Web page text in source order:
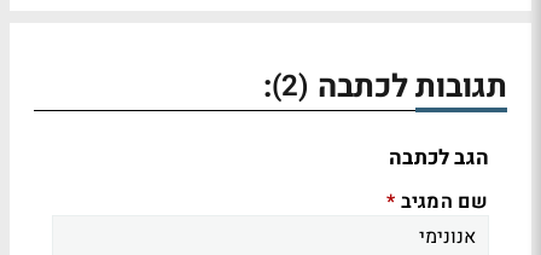
תגובות לכתבה (2)
:
הגב לכתבה
שם המגיב *